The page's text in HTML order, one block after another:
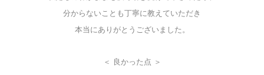
分からないことも丁寧に教えていただき
本当にありがとうございました。
＜ 良かった点 ＞